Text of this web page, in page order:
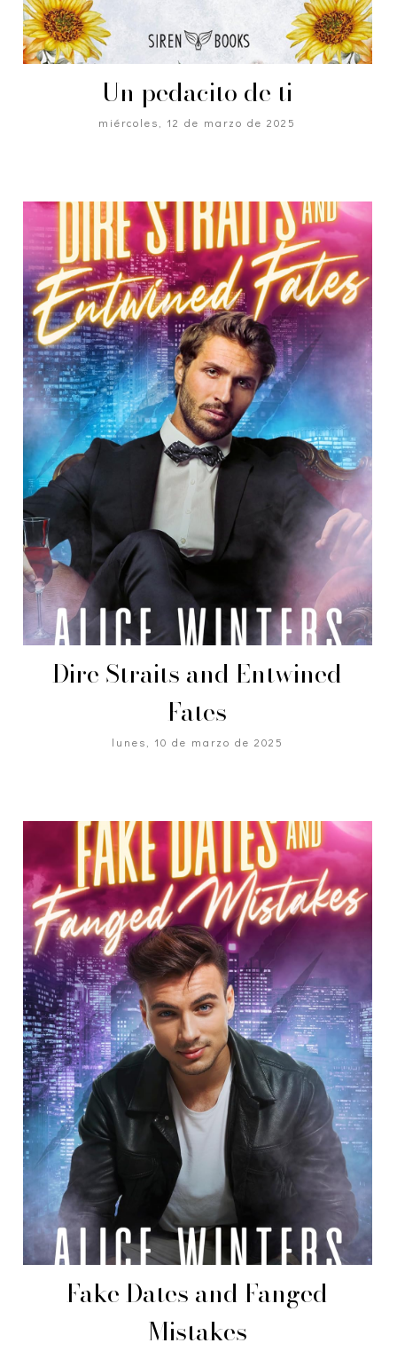
Un pedacito de ti
miércoles, 12 de marzo de 2025
Dire Straits and Entwined
Fates
lunes, 10 de marzo de 2025
Fake Dates and Fanged
Mistakes